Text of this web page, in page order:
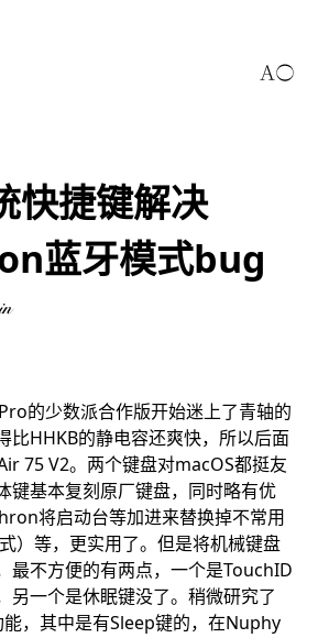
快捷键解决
蓝牙模式bug
的少数派合作版开始迷上了青轴的
比HHKB的静电容还爽快，所以后面
75 V2。两个键盘对macOS都挺友
键基本复刻原厂键盘，同时略有优
将启动台等加进来替换掉不常用
）等，更实用了。但是将机械键盘
最不方便的有两点，一个是TouchID
另一个是休眠键没了。稍微研究了
，其中是有Sleep键的，在Nuphy